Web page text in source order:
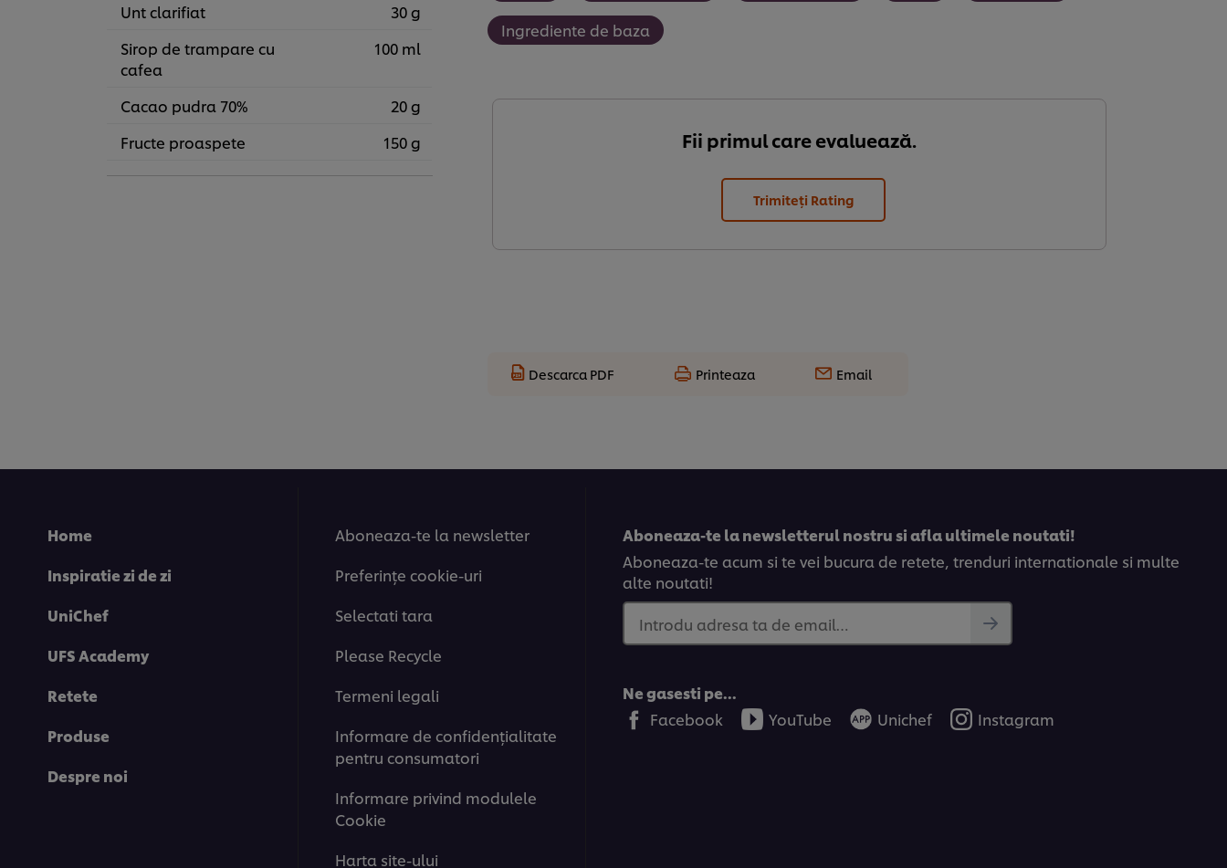
Unt clarifiat
30 g
Sirop de trampare cu
cafea
100 ml
Cacao pudra 70%
20 g
Fructe proaspete
150 g
Ingrediente de baza
Fii primul care evaluează.
Trimiteți Rating
Descarca PDF Printeaza Email
Home
Inspiratie zi de zi
UniChef
UFS Academy
Retete
Produse
Despre noi
Aboneaza-te la newsletter
Preferințe cookie-uri
Selectati tara
Please Recycle
Termeni legali
Informare de confidenţialitate
pentru consumatori
Informare privind modulele
Cookie
Harta site-ului
Aboneaza-te la newsletterul nostru si afla ultimele noutati!
Aboneaza-te acum si te vei bucura de retete, trenduri internationale si multe
alte noutati!
Introdu adresa ta de email…
Ne gasesti pe...
Facebook
YouTube Unichef Instagram